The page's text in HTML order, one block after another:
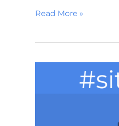
Read More »